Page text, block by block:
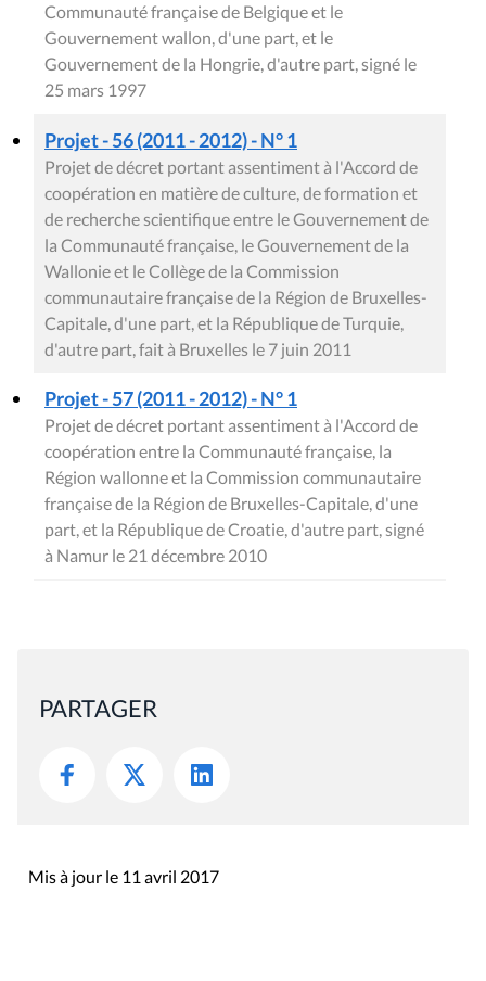
Communauté française de Belgique et le
Gouvernement wallon, d'une part, et le
Gouvernement de la Hongrie, d'autre part, signé le
25 mars 1997
Projet - 56 (2011 - 2012) - N° 1
Projet de décret portant assentiment à l'Accord de
coopération en matière de culture, de formation et
de recherche scientifique entre le Gouvernement de
la Communauté française, le Gouvernement de la
Wallonie et le Collège de la Commission
communautaire française de la Région de Bruxelles-
Capitale, d'une part, et la République de Turquie,
d'autre part, fait à Bruxelles le 7 juin 2011
Projet - 57 (2011 - 2012) - N° 1
Projet de décret portant assentiment à l'Accord de
coopération entre la Communauté française, la
Région wallonne et la Commission communautaire
française de la Région de Bruxelles-Capitale, d'une
part, et la République de Croatie, d'autre part, signé
à Namur le 21 décembre 2010
PARTAGER
Mis à jour le 11 avril 2017